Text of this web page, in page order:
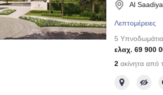
Al
Λεπτομέρειες
5 Υπνοδωμάτια
ελαχ. 69 900
2ακίνητα από